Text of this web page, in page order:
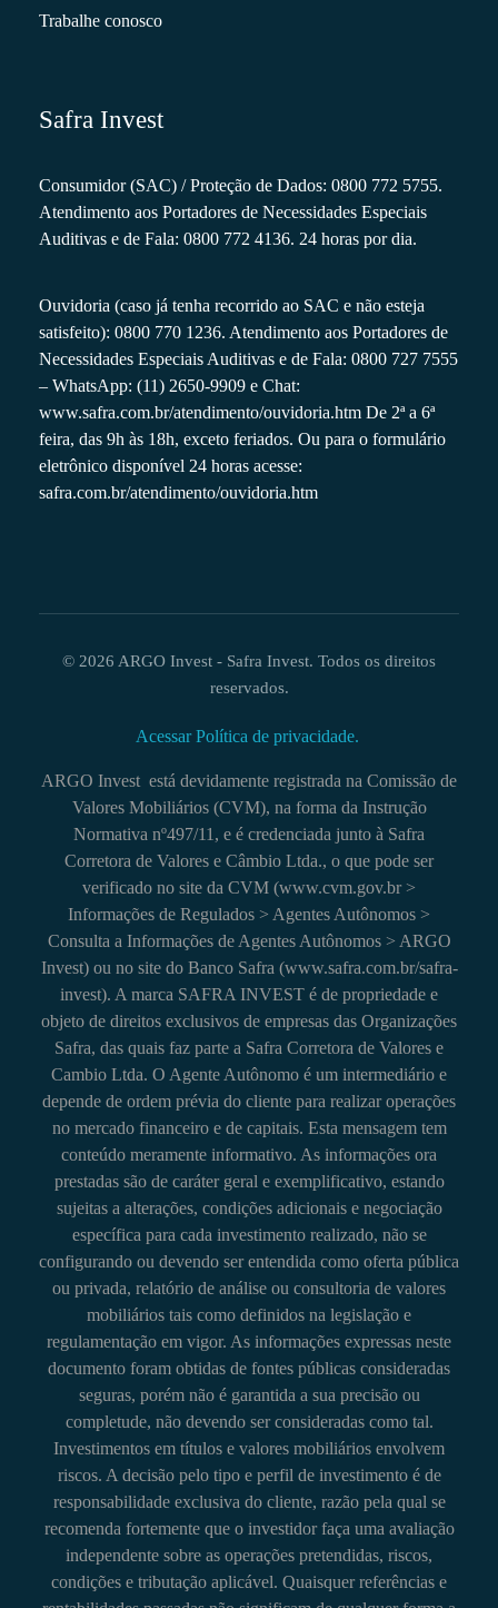
Trabalhe conosco
Safra Invest
Consumidor (SAC) / Proteção de Dados: 0800 772 5755.
Atendimento aos Portadores de Necessidades Especiais
Auditivas e de Fala: 0800 772 4136. 24 horas por dia.
Ouvidoria (caso já tenha recorrido ao SAC e não esteja
satisfeito): 0800 770 1236. Atendimento aos Portadores de
Necessidades Especiais Auditivas e de Fala: 0800 727 7555
– WhatsApp: (11) 2650-9909 e Chat:
www.safra.com.br/atendimento/ouvidoria.htm De 2ª a 6ª
feira, das 9h às 18h, exceto feriados. Ou para o formulário
eletrônico disponível 24 horas acesse:
safra.com.br/atendimento/ouvidoria.htm
© 2026 ARGO Invest - Safra Invest. Todos os direitos
reservados.
Acessar Política de privacidade.
ARGO Invest está devidamente registrada na Comissão de
Valores Mobiliários (CVM), na forma da Instrução
Normativa nº497/11, e é credenciada junto à Safra
Corretora de Valores e Câmbio Ltda., o que pode ser
verificado no site da CVM (www.cvm.gov.br >
Informações de Regulados > Agentes Autônomos >
Consulta a Informações de Agentes Autônomos > ARGO
Invest) ou no site do Banco Safra (www.safra.com.br/safra-
invest). A marca SAFRA INVEST é de propriedade e
objeto de direitos exclusivos de empresas das Organizações
Safra, das quais faz parte a Safra Corretora de Valores e
Cambio Ltda. O Agente Autônomo é um intermediário e
depende de ordem prévia do cliente para realizar operações
no mercado financeiro e de capitais. Esta mensagem tem
conteúdo meramente informativo. As informações ora
prestadas são de caráter geral e exemplificativo, estando
sujeitas a alterações, condições adicionais e negociação
específica para cada investimento realizado, não se
configurando ou devendo ser entendida como oferta pública
ou privada, relatório de análise ou consultoria de valores
mobiliários tais como definidos na legislação e
regulamentação em vigor. As informações expressas neste
documento foram obtidas de fontes públicas consideradas
seguras, porém não é garantida a sua precisão ou
completude, não devendo ser consideradas como tal.
Investimentos em títulos e valores mobiliários envolvem
riscos. A decisão pelo tipo e perfil de investimento é de
responsabilidade exclusiva do cliente, razão pela qual se
recomenda fortemente que o investidor faça uma avaliação
independente sobre as operações pretendidas, riscos,
condições e tributação aplicável. Quaisquer referências e